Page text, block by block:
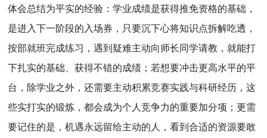
体会总结为平实的经验：学业成绩是获得推免资格的基础，
是进入下一阶段的入场券，只要沉下心将知识点拆解吃透，
按部就班完成练习，遇到疑难主动向师长同学请教，就能打
下扎实的基础、获得不错的成绩；若想要冲击更高水平的平
台，除学业之外，还需要主动积累竞赛实践与科研经历，这
些实打实的锻炼，都会成为个人竞争力的重要加分项；更需
要记住的是，机遇永远留给主动的人，看到合适的资源要敢